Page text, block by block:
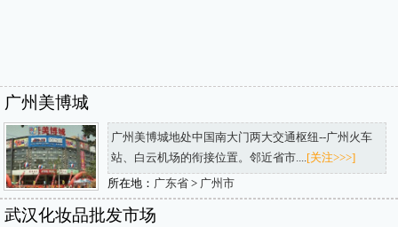
广州美博城
广州美博城地处中国南大门两大交通枢纽--广州火车
站、白云机场的衔接位置。邻近省市.... [关注>>>]
所在地： 广东省> 广州市
武汉化妆品批发市场